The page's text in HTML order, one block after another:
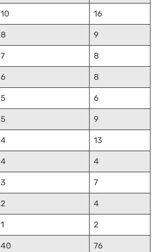
10 16
8 9
7 8
6 8
5 6
5 9
4 13
4 4
3 7
2 4
1 2
40 76